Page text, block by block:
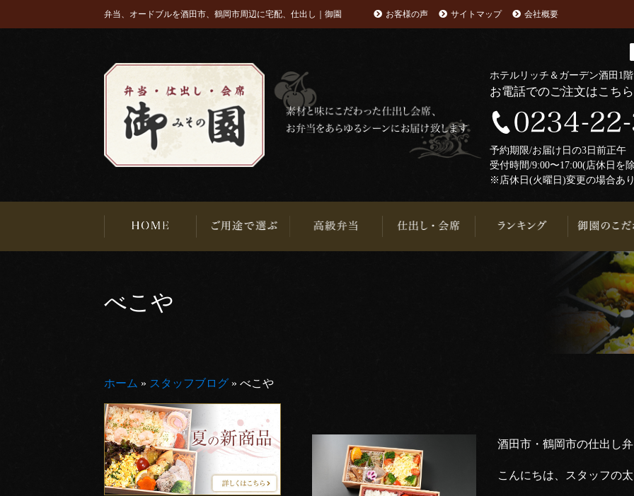
弁当、オードブルを酒田市、鶴岡市周辺に宅配、仕出し｜御園 お客様の声 サイトマップ 会社概要
ホテルリッチ＆ガーデン酒田1
お電話でのご注文はこち
予約期限/お届け日の3日前正
受付時間/9:00〜17:00(店休日を
※店休日(火曜日)変更の場合あ
べこや
ホーム » スタッフブログ » べこや
酒田市・鶴岡市の仕出
こんにちは、スタッフの